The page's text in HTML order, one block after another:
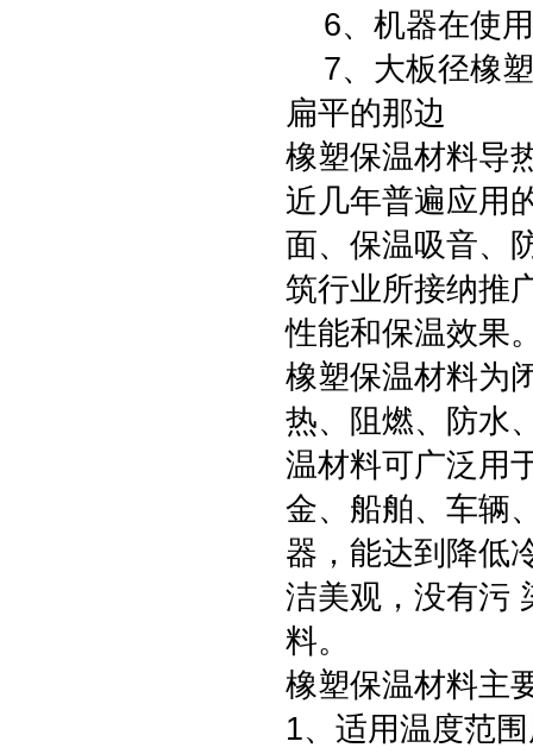
6、机器在使用
7、大板径橡塑
扁平的那边
橡塑保温材料导
近几年普遍应用
面、保温吸音、
筑行业所接纳推
性能和保温效果
橡塑保温材料为
热、阻燃、防水
温材料可广泛用
金、船舶、车辆
器，能达到降低
洁美观，没有污
料。
橡塑保温材料主
1、适用温度范